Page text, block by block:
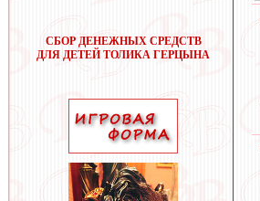
СБОР ДЕНЕЖНЫХ СРЕДСТВ
ДЛЯ ДЕТЕЙ ТОЛИКА ГЕРЦЫНА